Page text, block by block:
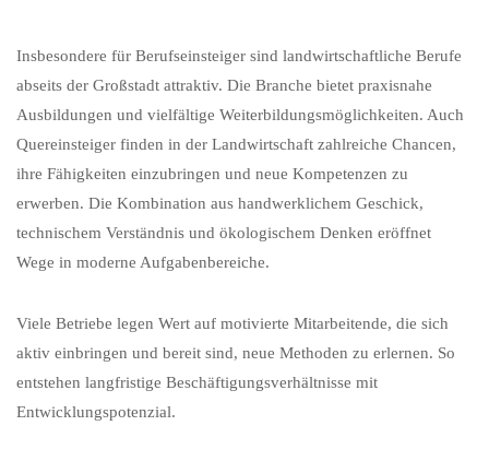
Insbesondere für Berufseinsteiger sind landwirtschaftliche Berufe
abseits der Großstadt attraktiv. Die Branche bietet praxisnahe
Ausbildungen und vielfältige Weiterbildungsmöglichkeiten. Auch
Quereinsteiger finden in der Landwirtschaft zahlreiche Chancen,
ihre Fähigkeiten einzubringen und neue Kompetenzen zu
erwerben. Die Kombination aus handwerklichem Geschick,
technischem Verständnis und ökologischem Denken eröffnet
Wege in moderne Aufgabenbereiche.
Viele Betriebe legen Wert auf motivierte Mitarbeitende, die sich
aktiv einbringen und bereit sind, neue Methoden zu erlernen. So
entstehen langfristige Beschäftigungsverhältnisse mit
Entwicklungspotenzial.